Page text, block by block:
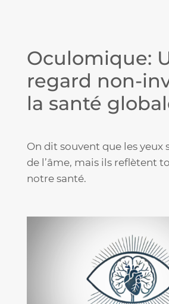
Oculomique:
regard non-
la santé
On dit souvent que les yeux
de l’âme, mais ils reflètent
notre santé.